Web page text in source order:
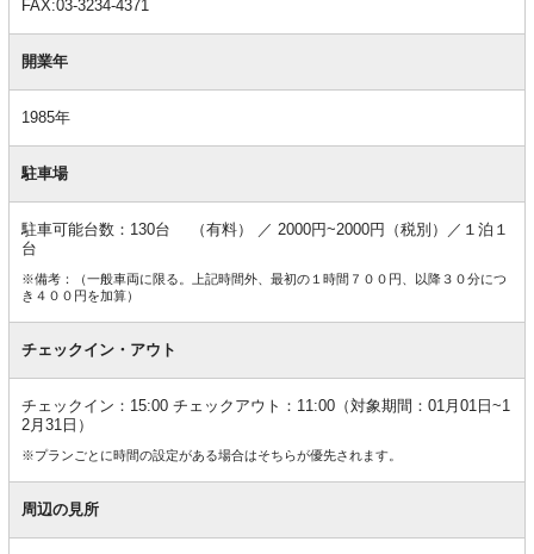
FAX:03-3234-4371
開業年
1985年
駐車場
駐車可能台数：130台 （有料） ／ 2000円~2000円（税別）／１泊１
台
※備考：（一般車両に限る。上記時間外、最初の１時間７００円、以降３０分につ
き４００円を加算）
チェックイン・アウト
チェックイン：15:00 チェックアウト：11:00（対象期間：01月01日~1
2月31日）
※プランごとに時間の設定がある場合はそちらが優先されます。
周辺の見所